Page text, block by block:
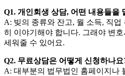
Q1. 개인회생 상담, 어떤 내용들을
A: 빚의 종류와 잔고, 월 소득, 직업
히 이야기해야 합니다. 그래야 변
세워줄 수 있어요.
Q2. 무료상담은 어떻게 신청하나요
A: 대부분의 법무법인 홈페이지나